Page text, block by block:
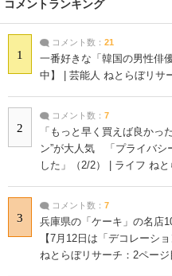
コメントランキング
1
コメント数： 21
一番好きな「韓国の男性俳
中】 | 芸能人 ねとらぼリサ
2
コメント数： 7
「もっと早く買えば良か
ン”が大人気 「プライバシ
した」（2/2） | ライフ ね
3
コメント数： 7
兵庫県の「ケーキ」の名店
【7月12日は「デコレーシ
ねとらぼリサーチ：2ページ